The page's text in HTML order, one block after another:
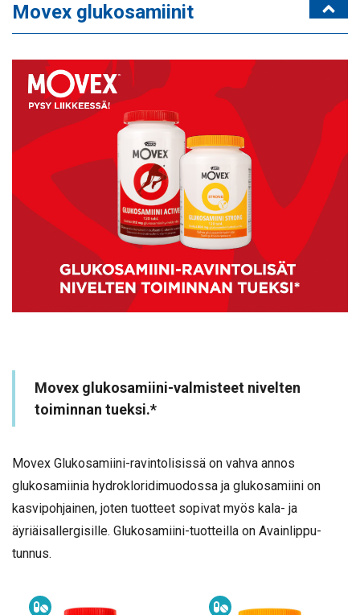
Movex glukosamiinit
Movex glukosamiini-valmisteet nivelten
toiminnan tueksi.*
Movex Glukosamiini-ravintolisissä on vahva annos
glukosamiinia hydrokloridimuodossa ja glukosamiini on
kasvipohjainen, joten tuotteet sopivat myös kala- ja
äyriäisallergisille. Glukosamiini-tuotteilla on Avainlippu-
tunnus.
Ravintolisä Ravintolisä